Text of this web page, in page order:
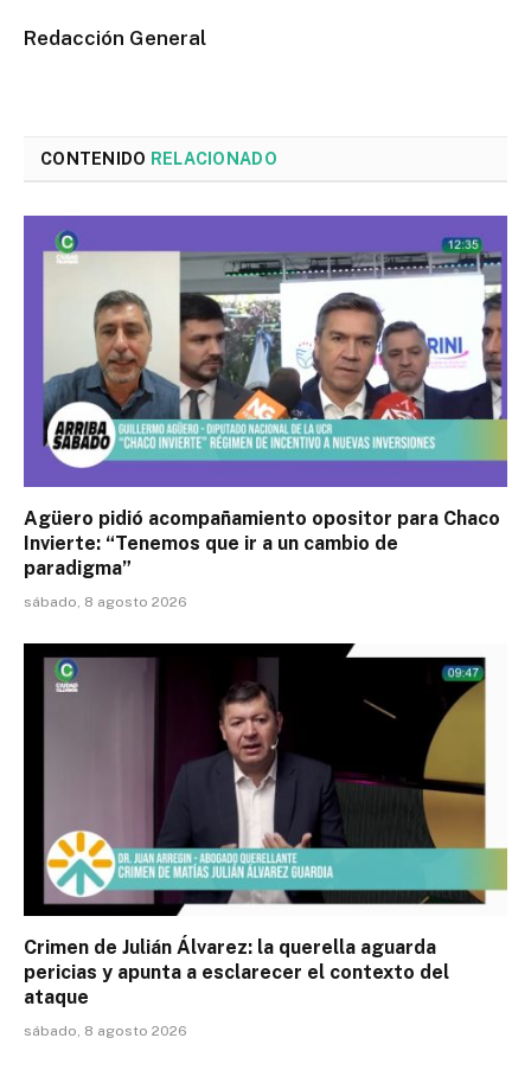
Redacción General
CONTENIDO RELACIONADO
Agüero pidió acompañamiento opositor para Chaco
Invierte: “Tenemos que ir a un cambio de
paradigma”
sábado, 8 agosto 2026
Crimen de Julián Álvarez: la querella aguarda
pericias y apunta a esclarecer el contexto del
ataque
sábado, 8 agosto 2026